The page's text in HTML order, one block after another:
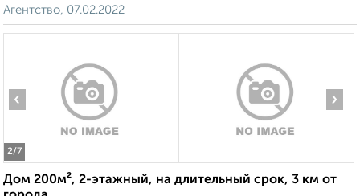
Агентство, 07.02.2022
2/7
‹ ›
Дом 200м², 2-этажный, на длительный срок, 3 км от